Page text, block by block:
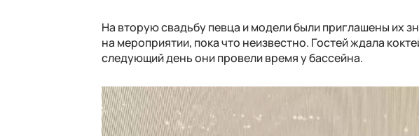
На вторую свадьбу певца и модели были приглашены их
на мероприятии, пока что неизвестно. Гостей ждала
следующий день они провели время у бассейна.